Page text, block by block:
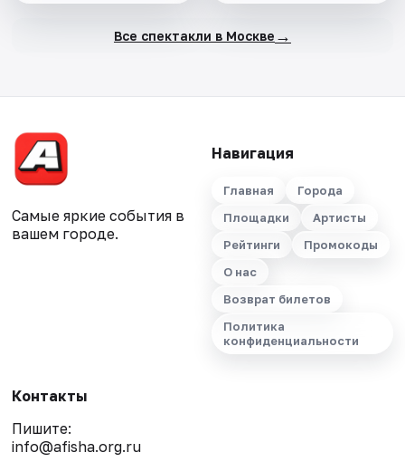
Все спектакли в Москве →
Самые яркие события в
вашем городе.
Навигация
Главная
Города
Площадки
Артисты
Рейтинги
Промокоды
О нас
Возврат билетов
Политика
конфиденциальности
Контакты
Пишите:
info@afisha.org.ru